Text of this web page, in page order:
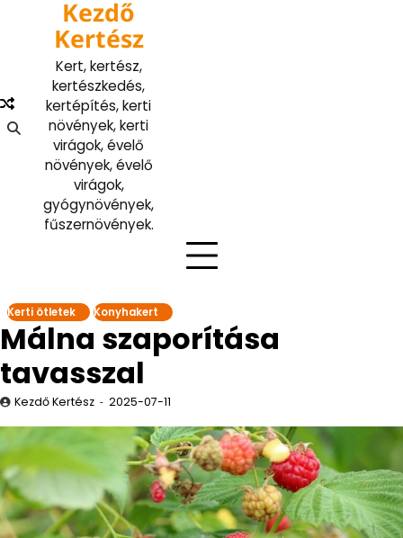
content
Kezdő
Kertész
Kert, kertész,
kertészkedés,
kertépítés, kerti
növények, kerti
virágok, évelő
növények, évelő
virágok,
gyógynövények,
fűszernövények.
Kerti ötletek Konyhakert
Málna szaporítása
tavasszal
Kezdő Kertész 2025-07-11